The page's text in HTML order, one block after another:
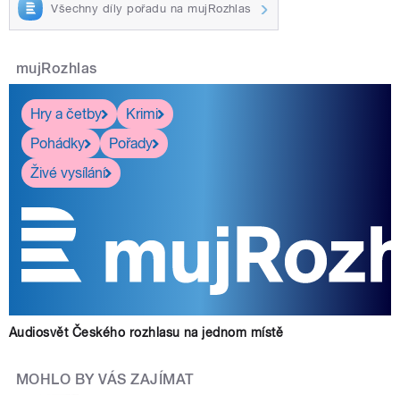
Všechny díly pořadu na mujRozhlas
mujRozhlas
Hry a četby
Krimi
Pohádky
Pořady
Živé vysílání
Audiosvět Českého rozhlasu na jednom místě
MOHLO BY VÁS ZAJÍMAT